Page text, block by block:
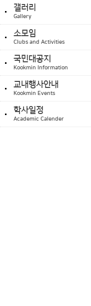
갤러리
Gallery
소모임
Clubs and Activities
국민대공지
Kookmin Information
교내행사안내
Kookmin Events
학사일정
Academic Calender